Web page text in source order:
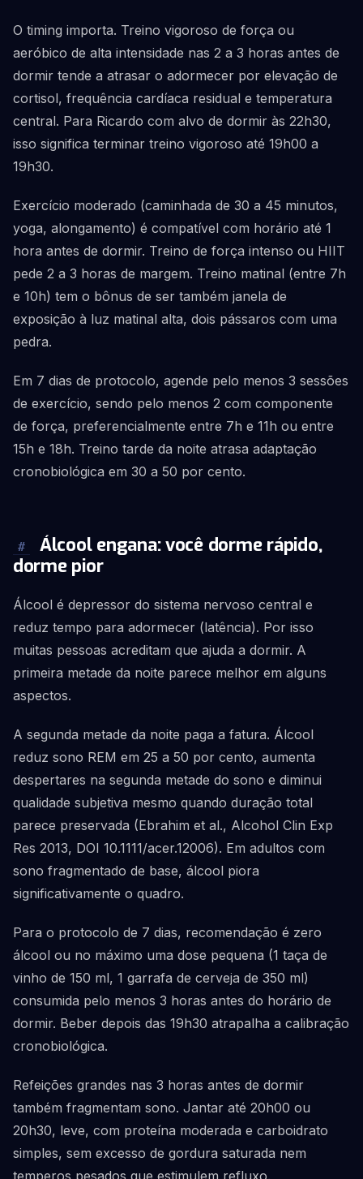
O timing importa. Treino vigoroso de força ou
aeróbico de alta intensidade nas 2 a 3 horas antes de
dormir tende a atrasar o adormecer por elevação de
cortisol, frequência cardíaca residual e temperatura
central. Para Ricardo com alvo de dormir às 22h30,
isso significa terminar treino vigoroso até 19h00 a
19h30.
Exercício moderado (caminhada de 30 a 45 minutos,
yoga, alongamento) é compatível com horário até 1
hora antes de dormir. Treino de força intenso ou HIIT
pede 2 a 3 horas de margem. Treino matinal (entre 7h
e 10h) tem o bônus de ser também janela de
exposição à luz matinal alta, dois pássaros com uma
pedra.
Em 7 dias de protocolo, agende pelo menos 3 sessões
de exercício, sendo pelo menos 2 com componente
de força, preferencialmente entre 7h e 11h ou entre
15h e 18h. Treino tarde da noite atrasa adaptação
cronobiológica em 30 a 50 por cento.
#
Álcool engana: você dorme rápido,
dorme pior
Álcool é depressor do sistema nervoso central e
reduz tempo para adormecer (latência). Por isso
muitas pessoas acreditam que ajuda a dormir. A
primeira metade da noite parece melhor em alguns
aspectos.
A segunda metade da noite paga a fatura. Álcool
reduz sono REM em 25 a 50 por cento, aumenta
despertares na segunda metade do sono e diminui
qualidade subjetiva mesmo quando duração total
parece preservada (Ebrahim et al., Alcohol Clin Exp
Res 2013, DOI 10.1111/acer.12006). Em adultos com
sono fragmentado de base, álcool piora
significativamente o quadro.
Para o protocolo de 7 dias, recomendação é zero
álcool ou no máximo uma dose pequena (1 taça de
vinho de 150 ml, 1 garrafa de cerveja de 350 ml)
consumida pelo menos 3 horas antes do horário de
dormir. Beber depois das 19h30 atrapalha a calibração
cronobiológica.
Refeições grandes nas 3 horas antes de dormir
também fragmentam sono. Jantar até 20h00 ou
20h30, leve, com proteína moderada e carboidrato
simples, sem excesso de gordura saturada nem
temperos pesados que estimulem refluxo.